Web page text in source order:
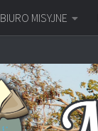
BIURO MISYJNE